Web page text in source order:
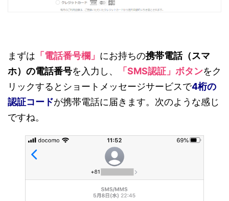
まずは 「電話番号欄」 にお持ちの携帯電話（スマ
ホ）の電話番号を入力し、 「SMS認証」ボタンをク
リックするとショートメッセージサービスで4桁の
認証コードが携帯電話に届きます。次のような感じ
ですね。